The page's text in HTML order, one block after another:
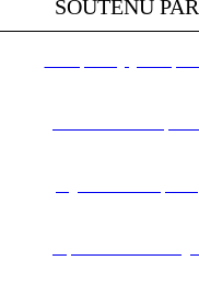
SOUTENU PAR